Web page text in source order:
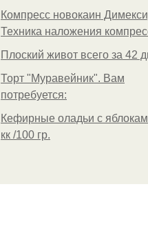
Компресс новокаин
Техника наложения
Плоский живот всего за 42
Торт "Муравейник". Вам
потребуется:
Кефирные оладьи с
кк /100 гр.